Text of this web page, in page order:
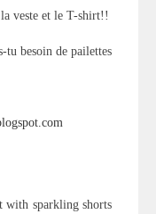
veste et le T-shirt!!
tu besoin de pailettes
with sparkling shorts